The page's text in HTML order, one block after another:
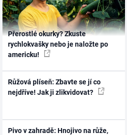
Přerostlé okurky? Zkuste
rychlokvašky nebo je naložte po
americku!
Růžová plíseň: Zbavte se jí co
nejdříve! Jak ji zlikvidovat?
Pivo v zahradě: Hnojivo na růže,